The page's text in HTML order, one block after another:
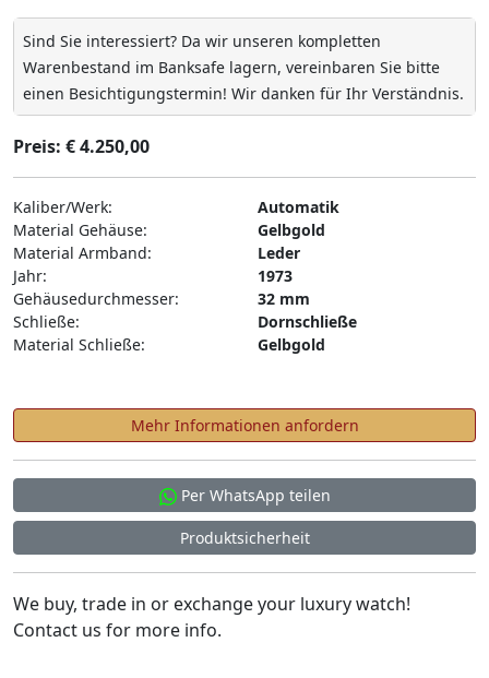
Sind Sie interessiert? Da wir unseren kompletten
Warenbestand im Banksafe lagern, vereinbaren Sie bitte
einen Besichtigungstermin! Wir danken für Ihr Verständnis.
Preis: € 4.250,00
Kaliber/Werk:
Automatik
Material Gehäuse:
Gelbgold
Material Armband:
Leder
Jahr:
1973
Gehäusedurchmesser:
32 mm
Schließe:
Dornschließe
Material Schließe:
Gelbgold
Mehr Informationen anfordern
Per WhatsApp teilen
Produktsicherheit
We buy, trade in or exchange your luxury watch!
Contact us for more info.